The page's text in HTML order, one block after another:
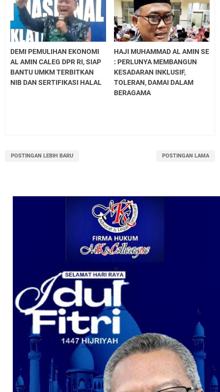
DEMI PEMULIHAN EKONOMI
AL AMIN CALEG DPR RI, SIAP
BANTU UMKM TERBITKAN
NIB DAN SERTIFIKASI HALAL
HAJI MUHAMMAD AL AMIN SE
: PERLUNYA MEMBANGUN
KESADARAN INKLUSIF,
TOLERAN, DAMAI DALAM
BERAGAMA
POSTINGAN LEBIH BARU POSTINGAN LAMA